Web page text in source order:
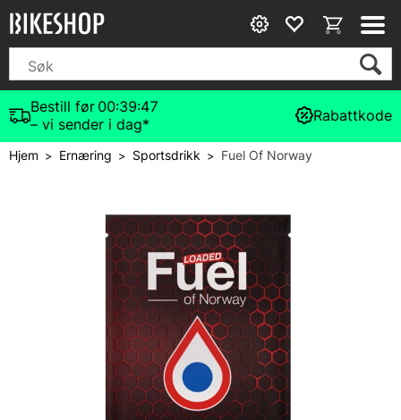
Bestill før 00:39:47
– vi sender i dag*
Rabattkode
Hjem> Ernæring > Sportsdrikk> Fuel Of Norway